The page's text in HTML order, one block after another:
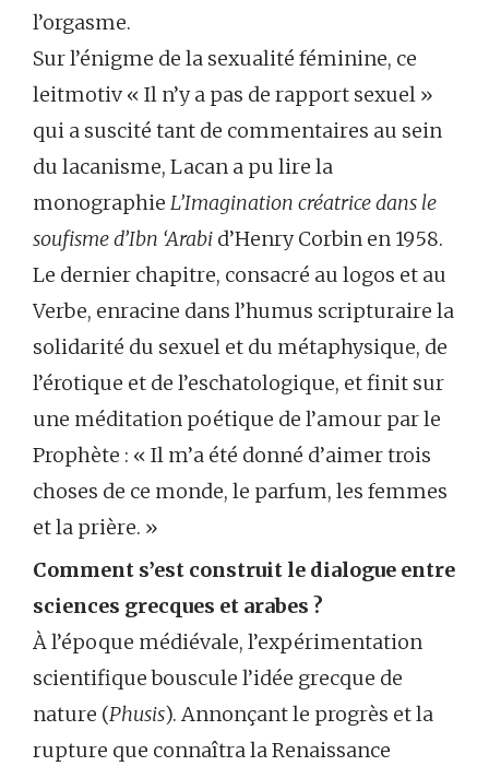
l’orgasme.
Sur l’énigme de la sexualité féminine, ce
leitmotiv « Il n’y a pas de rapport sexuel »
qui a suscité tant de commentaires au sein
du lacanisme, Lacan a pu lire la
monographie L’Imagination créatrice dans le
soufisme d’Ibn ‘Arabi d’Henry Corbin en 1958.
Le dernier chapitre, consacré au logos et au
Verbe, enracine dans l’humus scripturaire la
solidarité du sexuel et du métaphysique, de
l’érotique et de l’eschatologique, et finit sur
une méditation poétique de l’amour par le
Prophète : « Il m’a été donné d’aimer trois
choses de ce monde, le parfum, les femmes
et la prière. »
Comment s’est construit le dialogue entre
sciences grecques et arabes ?
À l’époque médiévale, l’expérimentation
scientifique bouscule l’idée grecque de
nature (Phusis). Annonçant le progrès et la
rupture que connaîtra la Renaissance